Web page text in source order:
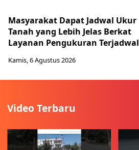
Masyarakat Dapat Jadwal Ukur
Tanah yang Lebih Jelas Berkat
Layanan Pengukuran Terjadwal
Kamis, 6 Agustus 2026
Video Terbaru